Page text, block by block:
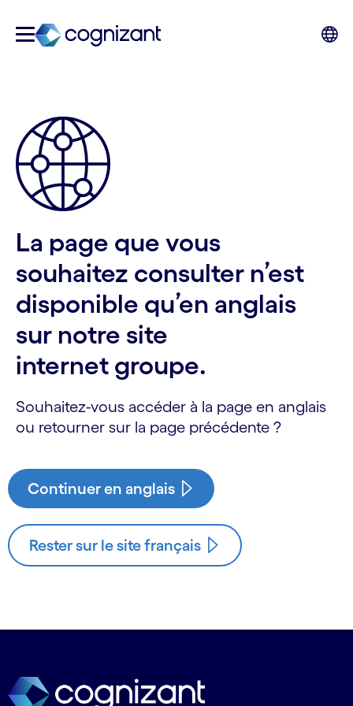
La page que vous
souhaitez consulter n’est
disponible qu’en anglais
sur notre site
internet groupe.
Souhaitez-vous accéder à la page en anglais
ou retourner sur la page précédente ?
Continuer en anglais
Rester sur le site français